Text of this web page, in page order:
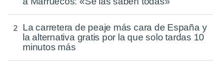
La carretera de peaje más cara de España y
la alternativa gratis por la que solo tardas 10
minutos más